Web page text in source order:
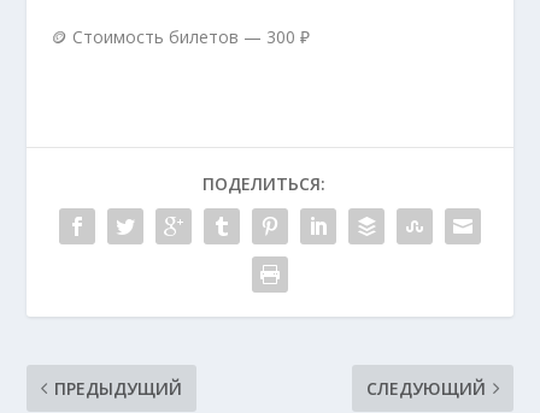
🪙 Стоимость билетов — 300 ₽
ПОДЕЛИТЬСЯ:
ПРЕДЫДУЩИЙ СЛЕДУЮЩИЙ